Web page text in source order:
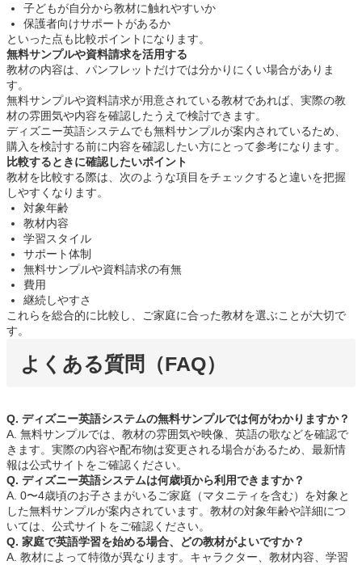
子どもが自分から教材に触れやすいか
保護者向けサポートがあるか
といった点も比較ポイントになります。
無料サンプルや資料請求を活用する
教材の内容は、パンフレットだけでは分かりにくい場合がありま
す。
無料サンプルや資料請求が用意されている教材であれば、実際の教
材の雰囲気や内容を確認したうえで検討できます。
ディズニー英語システムでも無料サンプルが案内されているため、
購入を検討する前に内容を確認したい方にとって参考になります。
比較するときに確認したいポイント
教材を比較する際は、次のような項目をチェックすると違いを把握
しやすくなります。
対象年齢
教材内容
学習スタイル
サポート体制
無料サンプルや資料請求の有無
費用
継続しやすさ
これらを総合的に比較し、ご家庭に合った教材を選ぶことが大切で
す。
よくある質問（FAQ）
Q. ディズニー英語システムの無料サンプルでは何がわかりますか？
A. 無料サンプルでは、教材の雰囲気や映像、英語の歌などを確認で
きます。実際の内容や配布物は変更される場合があるため、最新情
報は公式サイトをご確認ください。
Q. ディズニー英語システムは何歳頃から利用できますか？
A. 0〜4歳頃のお子さまがいるご家庭（マタニティを含む）を対象と
した無料サンプルが案内されています。教材の対象年齢や詳細につ
いては、公式サイトをご確認ください。
Q. 家庭で英語学習を始める場合、どの教材がよいですか？
A. 教材によって特徴が異なります。キャラクター、教材内容、学習